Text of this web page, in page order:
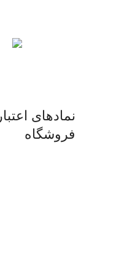
نمادهای اعتبار
فروشگاه